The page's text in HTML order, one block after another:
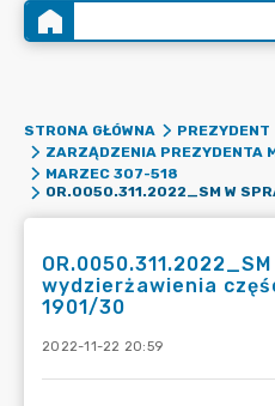
STRONA GŁÓWNA
PREZYDENT
ZARZĄDZENIA PREZYDENTA
MARZEC 307-518
wydzierżawienia
1901/30
2022-11-22 20:59